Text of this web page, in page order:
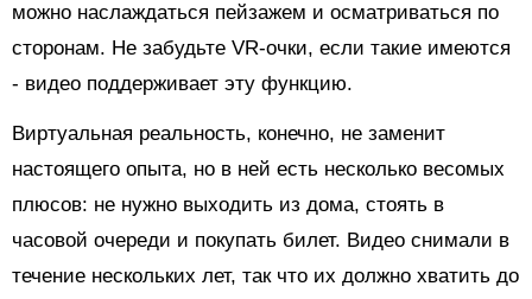
можно наслаждаться пейзажем и осматриваться по
сторонам. Не забудьте VR-очки, если такие имеются
- видео поддерживает эту функцию.
Виртуальная реальность, конечно, не заменит
настоящего опыта, но в ней есть несколько весомых
плюсов: не нужно выходить из дома, стоять в
часовой очереди и покупать билет. Видео снимали в
течение нескольких лет, так что их должно хватить до